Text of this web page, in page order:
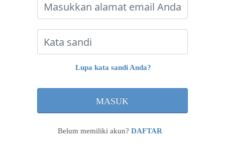
Lupa kata sandi Anda?
Belum memiliki akun?DAFTAR